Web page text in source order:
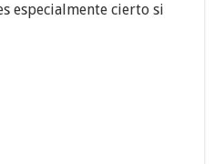
especialmente cierto si